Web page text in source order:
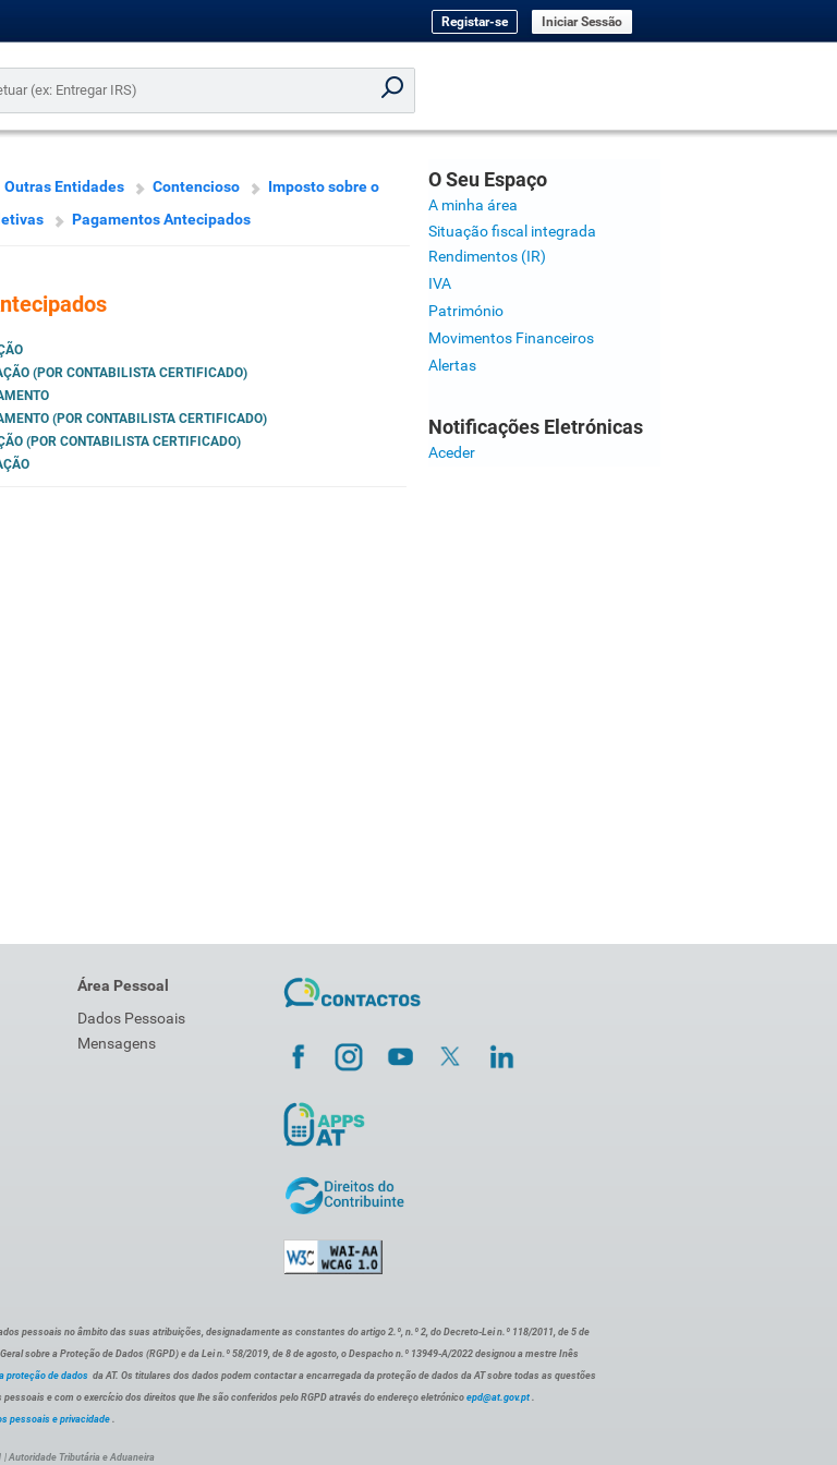
Registar-se Iniciar Sessão
Outras Entidades Contencioso
Imposto sobre o
Pagamentos Antecipados
(POR CONTABILISTA CERTIFICADO)
(POR CONTABILISTA CERTIFICADO)
(POR CONTABILISTA CERTIFICADO)
O Seu Espaço
A minha área
Situação fiscal integrada
Rendimentos (IR)
IVA
Património
Movimentos Financeiros
Alertas
Notificações Eletrónicas
Aceder
Área Pessoal
Dados Pessoais
Mensagens
pessoais no âmbito das suas atribuições, designadamente as constantes do artigo 2.º, n.º 2, do Decreto-Lei n.º 118/2011, de 5 de
sobre a Proteção de Dados (RGPD) e da Lei n.º 58/2019, de 8 de agosto, o Despacho n.º 13949-A/2022 designou a mestre Inês
proteção de dados da AT. Os titulares dos dados podem contactar a encarregada da proteção de dados da AT sobre todas as questões
e com o exercício dos direitos que lhe são conferidos pelo RGPD através do endereço eletrónico epd@at.gov.pt .
pessoais e privacidade.
Autoridade Tributária e Aduaneira